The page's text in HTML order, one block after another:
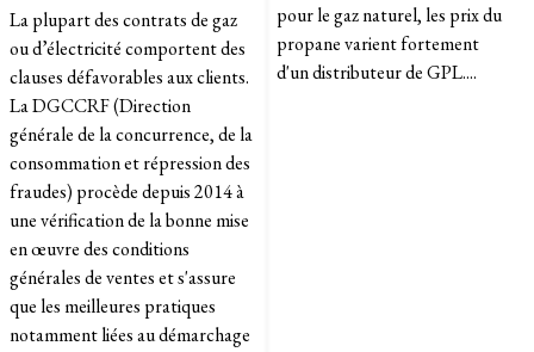
La plupart des contrats de gaz
ou d’électricité comportent des
clauses défavorables aux clients.
La DGCCRF (Direction
générale de la concurrence, de la
consommation et répression des
fraudes) procède depuis 2014 à
une vérification de la bonne mise
en œuvre des conditions
générales de ventes et s'assure
que les meilleures pratiques
notamment liées au démarchage
pour le gaz naturel, les prix du
propane varient fortement
d'un distributeur de GPL....